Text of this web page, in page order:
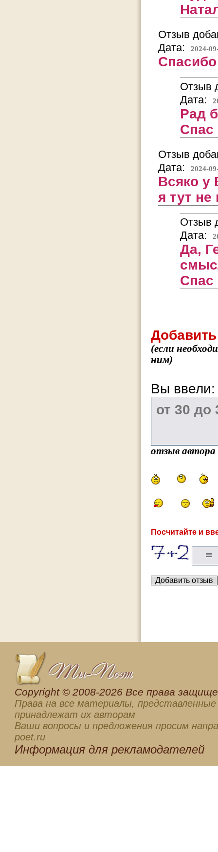
Отзыв
Дата:
2024-
Отзыв
Дата:
Рад
Отзыв
Дата:
2024-
Всяко у
я тут
Отзыв
Дата:
Да,
Спас
(если
ним)
Вы
отзыв
Посчитайте и
Сopyright © 2008-2026 Все права
Права на все материалы, представленные
принадлежат их авторам
Ваши вопросы и предложения просим
poet.ru
Информация для рекламодателей